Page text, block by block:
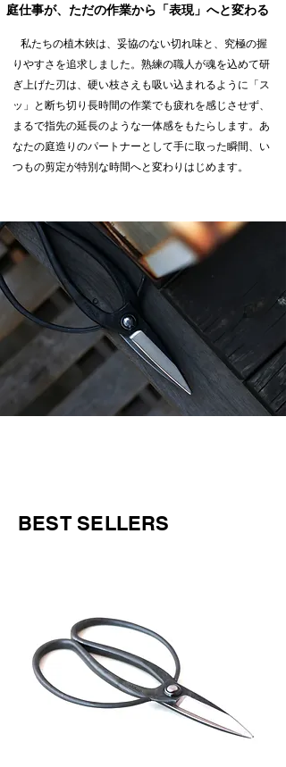
庭仕事が、ただの作業から「表現」へと変わる
私たちの植木鋏は、妥協のない切れ味と、究極の握
りやすさを追求しました。熟練の職人が魂を込めて研
ぎ上げた刃は、硬い枝さえも吸い込まれるように「ス
ッ」と断ち切り長時間の作業でも疲れを感じさせず、
まるで指先の延長のような一体感をもたらします。あ
なたの庭造りのパートナーとして手に取った瞬間、い
つもの剪定が特別な時間へと変わりはじめます。
BEST SELLERS